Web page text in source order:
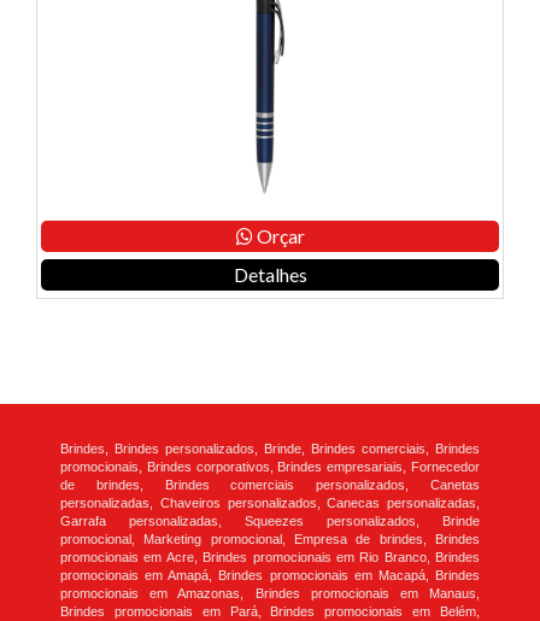
Orçar
Detalhes
Brindes, Brindes personalizados, Brinde, Brindes comerciais, Brindes
promocionais, Brindes corporativos, Brindes empresariais, Fornecedor
de brindes, Brindes comerciais personalizados, Canetas
personalizadas, Chaveiros personalizados, Canecas personalizadas,
Garrafa personalizadas, Squeezes personalizados, Brinde
promocional, Marketing promocional, Empresa de brindes, Brindes
promocionais em Acre, Brindes promocionais em Rio Branco, Brindes
promocionais em Amapá, Brindes promocionais em Macapá, Brindes
promocionais em Amazonas, Brindes promocionais em Manaus,
Brindes promocionais em Pará, Brindes promocionais em Belém,